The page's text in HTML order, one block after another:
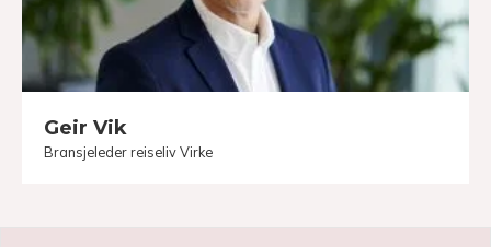
Geir Vik
Bransjeleder reiseliv Virke